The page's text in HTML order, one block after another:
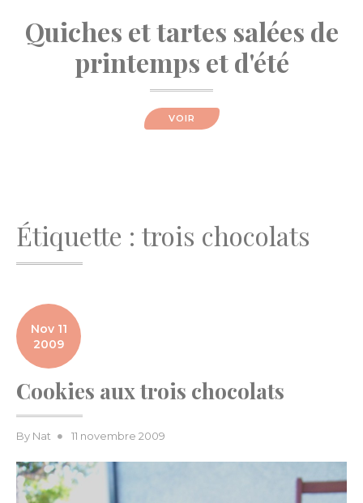
Quiches et tartes salées de
printemps et d'été
VOIR
Étiquette : trois chocolats
Nov 11
2009
Cookies aux trois chocolats
By Nat
Posted
11 novembre 2009